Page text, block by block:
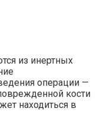
из инертных
операции —
кости
находиться в